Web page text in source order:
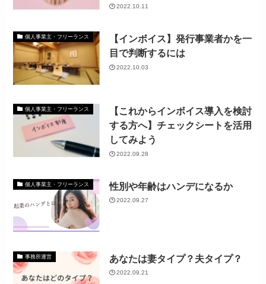
2022.10.11
個人事業主・フリーランス
【インボイス】発行事業者かを一
目で判断するには
2022.10.03
個人事業主・フリーランス
【これからインボイス導入を検討
する方へ】チェックシートを活用
してみよう
2022.09.28
個人事業主・フリーランス 性別や年齢はハンデになるか
2022.09.27
事務所運営 あなたは妻タイプ？夫タイプ？
2022.09.21